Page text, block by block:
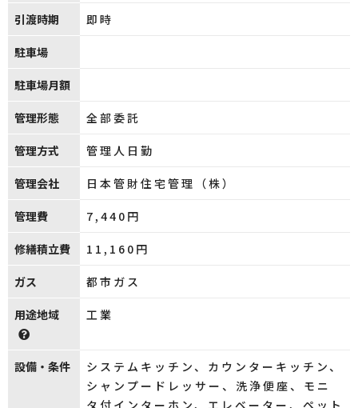
引渡時期 即時
駐車場
駐車場月額
管理形態 全部委託
管理方式 管理人日勤
管理会社 日本管財住宅管理（株）
管理費 7,440円
修繕積立費 11,160円
ガス 都市ガス
用途地域 工業
設備・条件
システムキッチン、カウンターキッチン、
シャンプードレッサー、洗浄便座、モニ
タ付インターホン、エレベーター、ペット